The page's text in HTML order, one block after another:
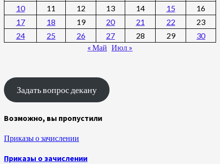
10
11 12 13 14 15
16
17
18 19 20 21 22
23
24
25 26 27 28 29
30
« Май Июл »
Задать вопрос декану
Возможно, вы пропустили
Приказы о зачислении
Приказы о зачислении